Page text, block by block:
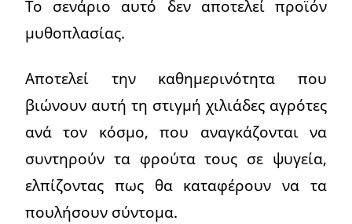
Το σενάριο αυτό δεν αποτελεί προϊόν
μυθοπλασίας.
Αποτελεί την καθημερινότητα που
βιώνουν αυτή τη στιγμή χιλιάδες αγρότες
ανά τον κόσμο, που αναγκάζονται να
συντηρούν τα φρούτα τους σε ψυγεία,
ελπίζοντας πως θα καταφέρουν να τα
πουλήσουν σύντομα.